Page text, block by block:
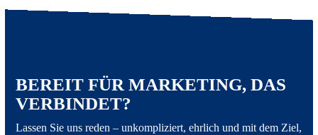
BEREIT FÜR MARKETING, DAS
VERBINDET?
Lassen Sie uns reden – unkompliziert, ehrlich und mit dem Ziel,